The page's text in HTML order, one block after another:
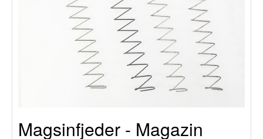
Magsinfjeder - Magazin